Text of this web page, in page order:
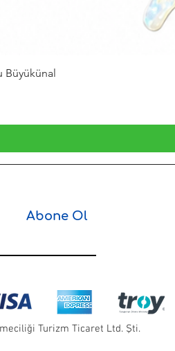
Büyükünal
Abone Ol
Turizm Ticaret Ltd. Şti.